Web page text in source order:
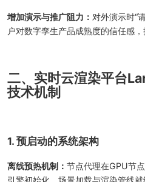
增加演示与推广阻力： 对外演示时“
户对数字孪生产品成熟度的信任感，
二、实时云渲染平台
技术机制
1. 预启动的系统架构
离线预热机制：节点代理在GPU节
引擎初始化、场景加载与渲染管线